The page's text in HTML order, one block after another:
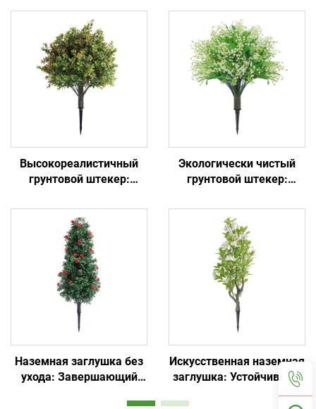
Высокореалистичный
грунтовой штекер:
сада/коммерческого
ландшафта
Экологически чистый
грунтовой штекер:
вечнозеленый
Наземная заглушка без
ухода: Завершающий
Искусственная наземная
заглушка: Устойчивая к
солнцу и дождю, не